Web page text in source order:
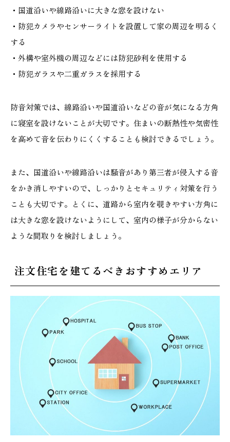
・国道沿いや線路沿いに大きな窓を設けない
・防犯カメラやセンサーライトを設置して家の周辺を明るく
する
・外構や室外機の周辺などには防犯砂利を使用する
・防犯ガラスや二重ガラスを採用する
防音対策では、線路沿いや国道沿いなどの音が気になる方角
に寝室を設けないことが大切です。住まいの断熱性や気密性
を高めて音を伝わりにくくすることも検討できるでしょう。
また、国道沿いや線路沿いは騒音があり第三者が侵入する音
をかき消しやすいので、しっかりとセキュリティ対策を行う
ことも大切です。とくに、道路から室内を覗きやすい方角に
は大きな窓を設けないようにして、室内の様子が分からない
ような間取りを検討しましょう。
注文住宅を建てるべきおすすめエリア